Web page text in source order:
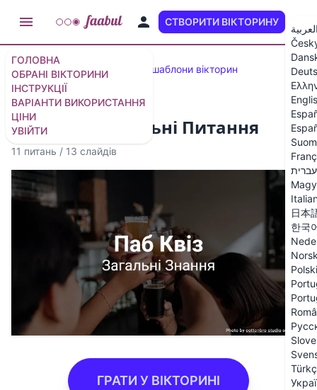
ГОЛОВНА
ОБРАНІ ВІКТОРИНИ
ІНСТРУКЦІЇ
ВАРІАНТИ ВИКОРИСТАННЯ
ЦІНИ
УВІЙТИ
СТВОРИТИ ВІКТОРИНУ
עברית
日本
한국
Polski
Рекомендовані вікторини та шаблони вікторин
Паб Квіз - Загальні Питання
11 питань / 13 слайдів
ГРАТИ У ВІКТОРИНІ